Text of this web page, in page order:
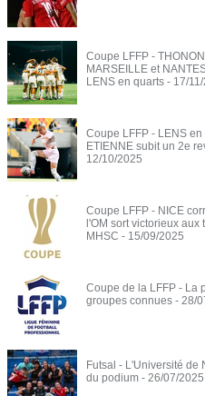
Coupe LFFP -
MARSEILLE et
LENS en quarts - 17/
Coupe LFFP - LENS en
ETIENNE subit un 2e
12/10/2025
Coupe LFFP - NICE
l'OM sort victorieux aux
MHSC - 15/09/2025
Coupe de la LFFP - La
groupes connues - 28/
Futsal - L'Université de
du podium - 26/07/2025